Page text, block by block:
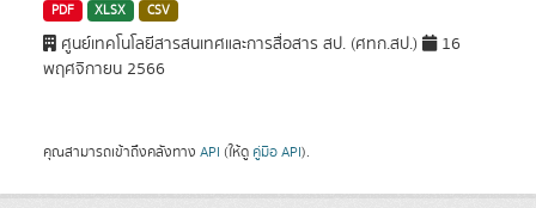
PDF XLSX CSV
ศูนย์เทคโนโลยีสารสนเทศและการสื่อสาร สป. (ศทก.สป.)
16
พฤศจิกายน 2566
คุณสามารถเข้าถึงคลังทาง API (ให้ดู คู่มือ API).